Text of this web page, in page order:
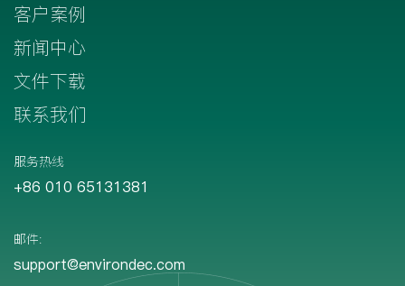
客户案例
新闻中心
文件下载
联系我们
服务热线
+86 010 65131381
邮件:
support@environdec.com